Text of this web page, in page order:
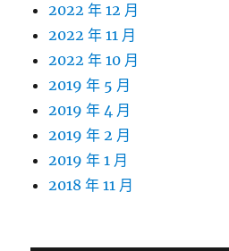
2022 年 12 月
2022 年 11 月
2022 年 10 月
2019 年 5 月
2019 年 4 月
2019 年 2 月
2019 年 1 月
2018 年 11 月